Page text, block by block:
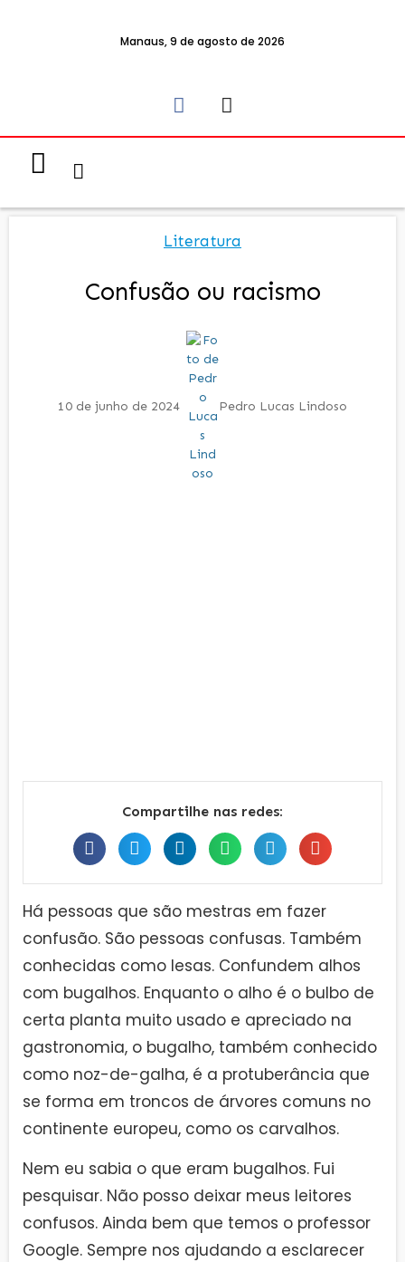
Manaus, 9 de agosto de 2026
Literatura
Confusão ou racismo
10 de junho de 2024 Pedro Lucas Lindoso
Compartilhe nas redes:
Há pessoas que são mestras em fazer
confusão. São pessoas confusas. Também
conhecidas como lesas. Confundem alhos
com bugalhos. Enquanto o alho é o bulbo de
certa planta muito usado e apreciado na
gastronomia, o bugalho, também conhecido
como noz-de-galha, é a protuberância que
se forma em troncos de árvores comuns no
continente europeu, como os carvalhos.
Nem eu sabia o que eram bugalhos. Fui
pesquisar. Não posso deixar meus leitores
confusos. Ainda bem que temos o professor
Google. Sempre nos ajudando a esclarecer